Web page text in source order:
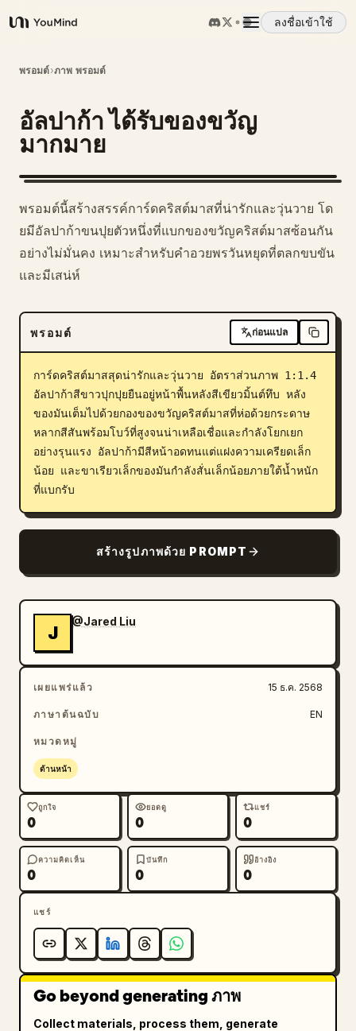
YouMind
ลงชื่อเข้าใช้
ภาพรวม
กรณีการใช้งาน
ทักษะ
พรอมต์
ราคา
ดาวน์โหลด
บล็อก
อัปเดต
พรอมต์›ภาพ พรอมต์
อัลปาก้า ได้รับของขวัญ
มากมาย
พรอมต์นี้สร้างสรรค์การ์ดคริสต์มาสที่น่ารักและวุ่นวาย โด
ยมีอัลปาก้าขนปุยตัวหนึ่งที่แบกของขวัญคริสต์มาสซ้อนกัน
อย่างไม่มั่นคง เหมาะสำหรับคำอวยพรวันหยุดที่ตลกขบขัน
และมีเสน่ห์
พรอมต์ ก่อนแปล
การ์ดคริสต์มาสสุดน่ารักและวุ่นวาย อัตราส่วนภาพ 1:1.4
อัลปาก้าสีขาวปุกปุยยืนอยู่หน้าพื้นหลังสีเขียวมิ้นต์ทึบ หลัง
ของมันเต็มไปด้วยกองของขวัญคริสต์มาสที่ห่อด้วยกระดาษ
หลากสีสันพร้อมโบว์ที่สูงจนน่าเหลือเชื่อและกำลังโยกเยก
อย่างรุนแรง อัลปาก้ามีสีหน้าอดทนแต่แฝงความเครียดเล็ก
น้อย และขาเรียวเล็กของมันกำลังสั่นเล็กน้อยภายใต้น้ำหนัก
ที่แบกรับ
สร้างรูปภาพด้วย PROMPT
J
@Jared Liu
เผยแพร่แล้ว 15 ธ.ค. 2568
ภาษาต้นฉบับ EN
หมวดหมู่
ด้านหน้า
ถูกใจ
0
ยอดดู
0
แชร์
0
ความคิดเห็น
0
บันทึก
0
อ้างอิง
0
แชร์
Go beyond generating ภาพ
Collect materials, process them, generate